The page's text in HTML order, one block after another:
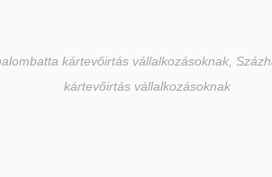
kártevőirtás vállalkozásoknak,
kártevőirtás vállalkozásoknak